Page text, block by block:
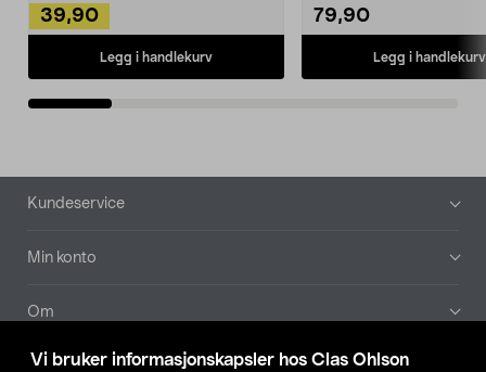
Vi bruker informasjonskapsler hos Clas Ohlson
39,90
Legg i handlekurv
79,90
Legg i handlekurv
Bunntekst
Kundeservice
Min konto
Om
Aktuelt